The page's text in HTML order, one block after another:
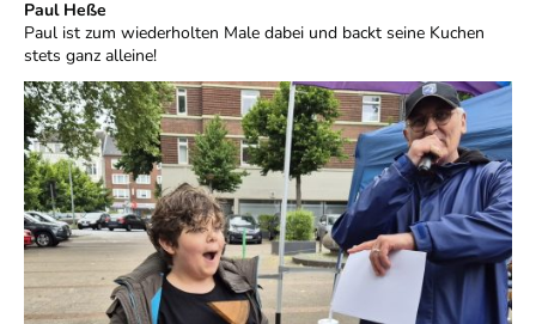
Paul Heße
Paul ist zum wiederholten Male dabei und backt seine Kuchen
stets ganz alleine!